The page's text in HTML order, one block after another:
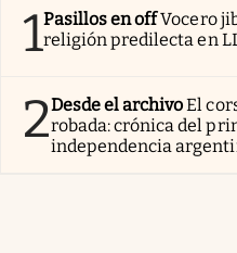
1Pasillos en offVocero
religión predilecta en
2Desde el archivoEl
robada: crónica del
independencia